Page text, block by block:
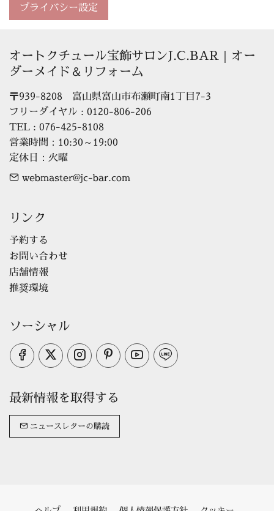
プライバシー設定
オートクチュール宝飾サロンJ.C.BAR｜オー
ダーメイド＆リフォーム
〒939-8208　富山県富山市布瀬町南1丁目7-3
フリーダイヤル : 0120-806-206
TEL : 076-425-8108
営業時間：10:30～19:00
定休日：火曜
webmaster@jc-bar.com
リンク
予約する
お問い合わせ
店舗情報
推奨環境
ソーシャル
最新情報を取得する
ニュースレターの購読